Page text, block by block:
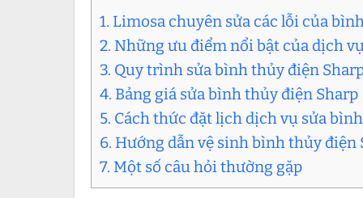
1. Limosa chuyên sửa các lỗi của
2. Những ưu điểm nổi bật của dịch
3. Quy trình sửa bình thủy điện
4. Bảng giá sửa bình thủy điện Sharp
5. Cách thức đặt lịch dịch vụ sửa
6. Hướng dẫn vệ sinh bình thủy điện
7. Một số câu hỏi thường gặp